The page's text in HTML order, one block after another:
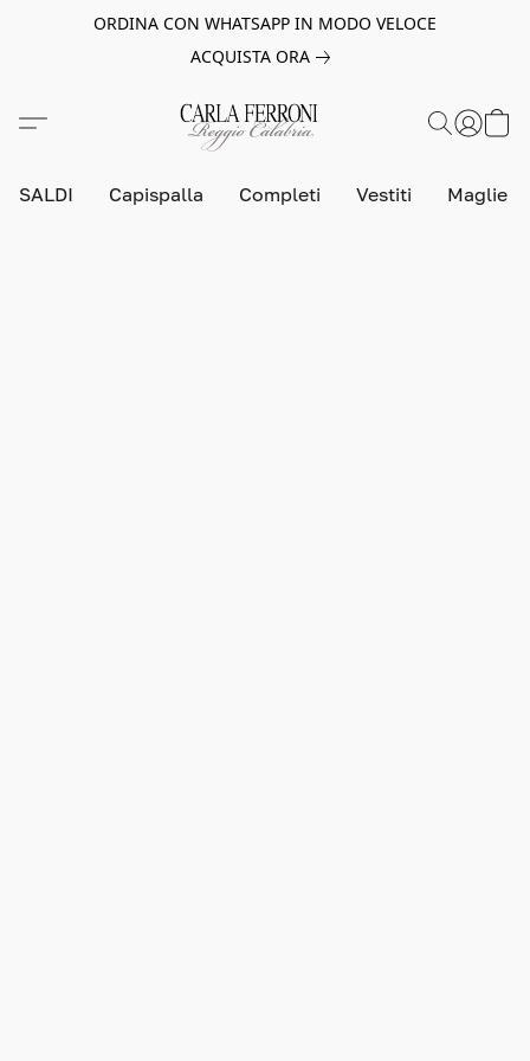
ORDINA CON WHATSAPP IN MODO VELOCE
ACQUISTA ORA
SALDI Capispalla Completi Vestiti Maglie e